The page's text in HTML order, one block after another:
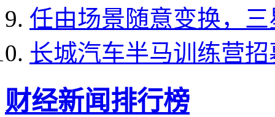
任由场景随意变换，三
长城汽车半马训练营
财经新闻排行榜